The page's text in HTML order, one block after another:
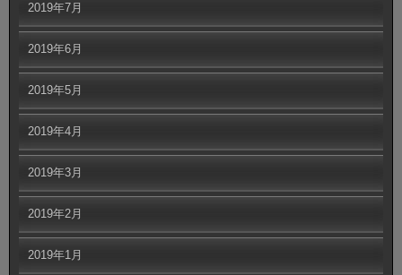
2019年7月
2019年6月
2019年5月
2019年4月
2019年3月
2019年2月
2019年1月